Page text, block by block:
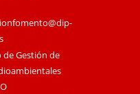
de Gestión de